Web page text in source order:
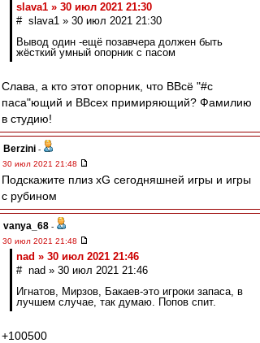
slava1 » 30 июл 2021 21:30
# slava1 » 30 июл 2021 21:30
Вывод один -ещё позавчера должен быть
жёсткий умный опорник с пасом
Слава, а кто этот опорник, что ВВсё "#с
паса"ющий и ВВсех примиряющий? Фамилию
в студию!
Berzini -
30 июл 2021 21:48
Подскажите плиз xG сегодняшней игры и игры
с рубином
vanya_68 -
30 июл 2021 21:48
nad » 30 июл 2021 21:46
# nad » 30 июл 2021 21:46
Игнатов, Мирзов, Бакаев-это игроки запаса, в
лучшем случае, так думаю. Попов спит.
+100500